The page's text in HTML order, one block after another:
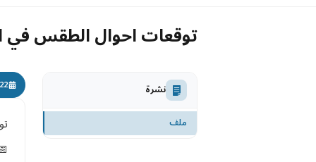
توقعات احوال الطقس في الفترة من (22-
نشرة
ملف
22 سبتمبر، 2025